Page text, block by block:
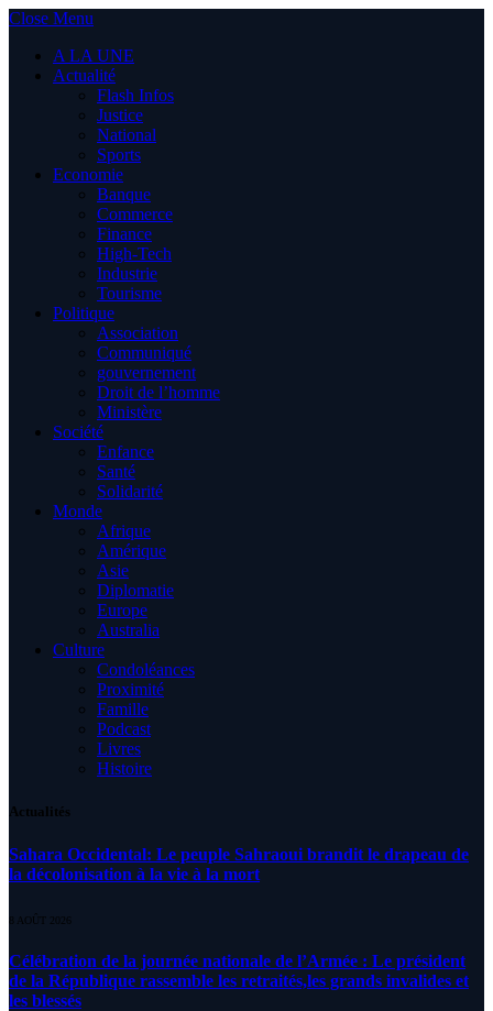
Close Menu
A LA UNE
Actualité
Flash Infos
Justice
National
Sports
Economie
Banque
Commerce
Finance
High-Tech
Industrie
Tourisme
Politique
Association
Communiqué
gouvernement
Droit de l’homme
Ministère
Société
Enfance
Santé
Solidarité
Monde
Afrique
Amérique
Asie
Diplomatie
Europe
Australia
Culture
Condoléances
Proximité
Famille
Podcast
Livres
Histoire
Actualités
Sahara Occidental: Le peuple Sahraoui brandit le drapeau de
la décolonisation à la vie à la mort
8 AOÛT 2026
Célébration de la journée nationale de l’Armée : Le président
de la République rassemble les retraités,les grands invalides et
les blessés